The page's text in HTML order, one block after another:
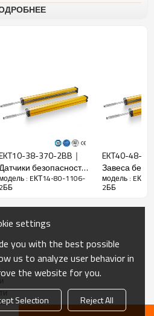
промышленная среда
38-370-2BB｜
безопасности
машин｜DADISICK
: EКТ14-80-1106-
2ББ
EKT40-48-
Завеса
｜DADISICK
модель :
2ББ
settings
you with the best possible
us to analyze user behavior in
the website for you.
Selection Reject All